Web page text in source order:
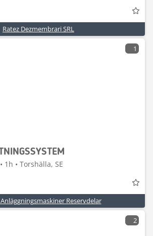
Ratez Dezmembrari SRL
1
1h • Torshälla, SE
Reservdelar
2